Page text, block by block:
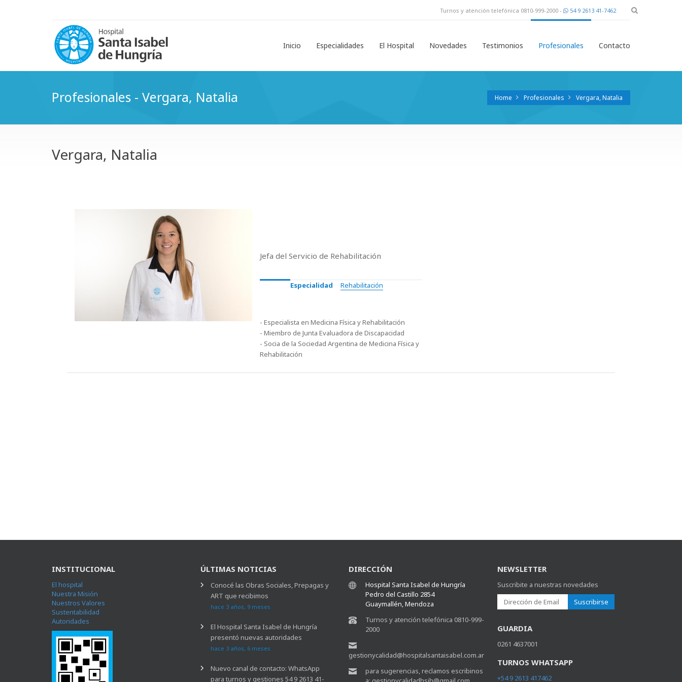
Turnos y atención telefónica 0810-999-2000 - 54 9 2613 41-7462
Inicio Especialidades El Hospital Novedades Testimonios Profesionales Contacto
Profesionales - Vergara, Natalia Home Profesionales Vergara, Natalia
Vergara, Natalia
Jefa del Servicio de Rehabilitación
Especialidad Rehabilitación
- Especialista en Medicina Física y Rehabilitación
- Miembro de Junta Evaluadora de Discapacidad
- Socia de la Sociedad Argentina de Medicina Física y
Rehabilitación
INSTITUCIONAL
El hospital
Nuestra Misión
Nuestros Valores
Sustentabilidad
Autoridades
ÚLTIMAS NOTICIAS
Conocé las Obras Sociales, Prepagas y
ART que recibimos
hace 3 años, 9 meses
El Hospital Santa Isabel de Hungría
presentó nuevas autoridades
hace 3 años, 6 meses
Nuevo canal de contacto: WhatsApp
para turnos y gestiones 54 9 2613 41-
DIRECCIÓN
Hospital Santa Isabel de Hungría
Pedro del Castillo 2854
Guaymallén, Mendoza
Turnos y atención telefónica 0810-999-
2000
gestionycalidad@hospitalsantaisabel.com.ar
para sugerencias, reclamos escribinos
NEWSLETTER
Suscribite a nuestras novedades
Suscribirse
GUARDIA
0261 4637001
TURNOS WHATSAPP
+54 9 2613 417462